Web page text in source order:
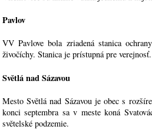
Pavlov
VV Pavlove bola zriadená stanica
živočíchy. Stanica je prístupná pre
Světlá nad Sázavou
Mesto Světlá nad Sázavou je obec s
konci septembra sa v meste koná
světelské podzemie.